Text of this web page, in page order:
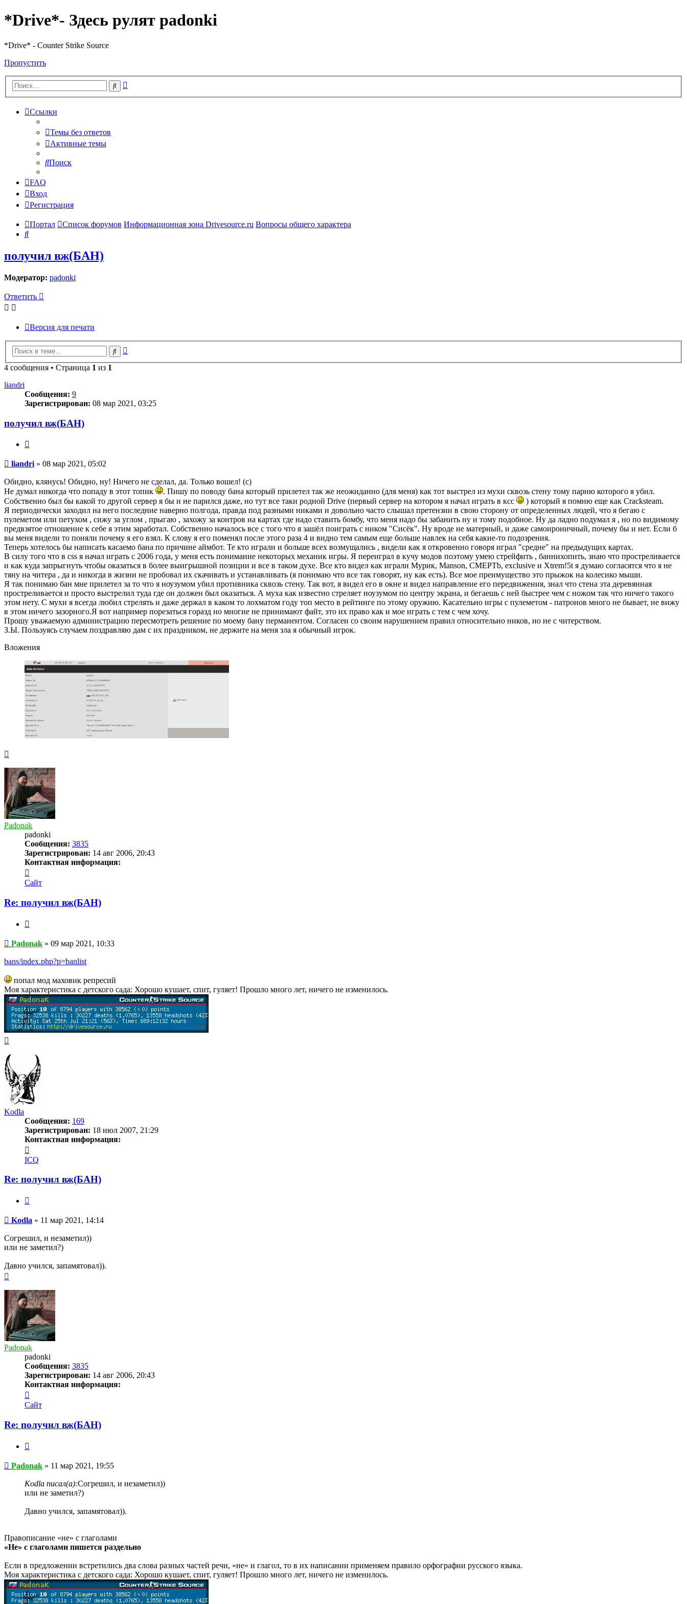
*Drive*- Здесь рулят padonki
*Drive* - Counter Strike Source
Пропустить
Поиск
Ссылки
Темы без ответов
Активные темы
Поиск
FAQ
Вход
Регистрация
Портал Список форумов Информационная зона Drivesource.ru Вопросы общего характера
Поиск
получил вж(БАН)
Модератор: padonki
Ответить
Версия для печати
Поиск
4 сообщения • Страница 1 из 1
liandri
Сообщения: 9
Зарегистрирован: 08 мар 2021, 03:25
получил вж(БАН)
Сообщение
liandri » 08 мар 2021, 05:02
Обидно, клянусь! Обидно, ну! Ничего не сделал, да. Только вошел! (с)
Не думал никогда что попаду в этот топик
. Пишу по поводу бана который прилетел так же неожиданно (для меня) как тот выстрел из мухи сквозь стену тому парню которого я убил.
Собственно был бы какой то другой сервер я бы и не парился даже, но тут все таки родной Drive (первый сервер на котором я начал играть в ксс
) который я помню еще как Cracksteam.
Я периодически заходил на него последние наверно полгода, правда под разными никами и довольно часто слышал претензии в свою сторону от определенных людей, что я бегаю с
пулеметом или петухом , сижу за углом , прыгаю , захожу за контров на картах где надо ставить бомбу, что меня надо бы забанить ну и тому подобное. Ну да ладно подумал я , но по видимому
предвзятое отношение к себе я этим заработал. Собственно началось все с того что я зашёл поиграть с ником "Сиcёк". Ну вроде не матерный, и даже самоироничный, почему бы и нет. Если б
вы меня видели то поняли почему я его взял. К слову я его поменял после этого раза 4 и видно тем самым еще больше навлек на себя какие-то подозрения.
Теперь хотелось бы написать касаемо бана по причине аймбот. Те кто играли и больше всех возмущались , видели как я откровенно говоря играл "средне" на предыдущих картах.
В силу того что в css я начал играть с 2006 года, у меня есть понимание некоторых механик игры. Я переиграл в кучу модов поэтому умею стрейфить , баннихопить, знаю что простреливается
и как куда запрыгнуть чтобы оказаться в более выигрышной позиции и все в таком духе. Все кто видел как играли Мурик, Manson, СМЕРТb, exclusive и Xtrem!5t я думаю согласятся что я не
тяну на читера , да и никогда в жизни не пробовал их скачивать и устанавливать (я понимаю что все так говорят, ну как есть). Все мое преимущество это прыжок на колесико мыши.
Я так понимаю бан мне прилетел за то что я ноузумом убил противника сквозь стену. Так вот, я видел его в окне и видел направление его передвижения, знал что стена эта деревянная
простреливается и просто выстрелил туда где он должен был оказаться. А муха как известно стреляет ноузумом по центру экрана, и бегаешь с ней быстрее чем с ножом так что ничего такого
этом нету. С мухи я всегда любил стрелять и даже держал в каком то лохматом году топ место в рейтинге по этому оружию. Касательно игры с пулеметом - патронов много не бывает, не вижу
в этом ничего зазорного.Я вот например порезаться горазд но многие не принимают файт, это их право как и мое играть с тем с чем хочу.
Прошу уважаемую администрацию пересмотреть решение по моему бану перманентом. Согласен со своим нарушением правил относительно ников, но не с читерством.
З.Ы. Пользуясь случаем поздравляю дам с их праздником, не держите на меня зла я обычный игрок.
Вложения
началу
Padonak
padonki
Сообщения: 3835
Зарегистрирован: 14 авг 2006, 20:43
Контактная информация:
информация
пользователя
Сайт
Re: получил вж(БАН)
Сообщение
Padonak » 09 мар 2021, 10:33
bans/index.php?p=banlist
попал мод маховик репресий
Моя характеристика с детского сада: Хорошо кушает, спит, гуляет! Прошло много лет, ничего не изменилось.
началу
Kodla
Сообщения: 169
Зарегистрирован: 18 июл 2007, 21:29
Контактная информация:
информация
пользователя
ICQ
Re: получил вж(БАН)
Сообщение
Kodla » 11 мар 2021, 14:14
Согрешил, и незаметил))
или не заметил?)
Давно учился, запамятовал)).
началу
Padonak
padonki
Сообщения: 3835
Зарегистрирован: 14 авг 2006, 20:43
Контактная информация:
информация
пользователя
Сайт
Re: получил вж(БАН)
Сообщение
Padonak » 11 мар 2021, 19:55
Kodla писал(а):Согрешил, и незаметил))
или не заметил?)
Давно учился, запамятовал)).
Правописание «не» с глаголами
«Не» с глаголами пишется раздельно
Если в предложении встретились два слова разных частей речи, «не» и глагол, то в их написании применяем правило орфографии русского языка.
Моя характеристика с детского сада: Хорошо кушает, спит, гуляет! Прошло много лет, ничего не изменилось.